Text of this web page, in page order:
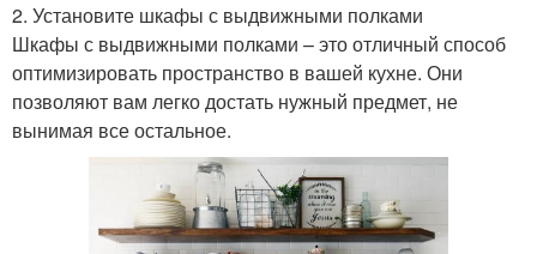
2. Установите шкафы с выдвижными полками
Шкафы с выдвижными полками – это отличный способ
оптимизировать пространство в вашей кухне. Они
позволяют вам легко достать нужный предмет, не
вынимая все остальное.